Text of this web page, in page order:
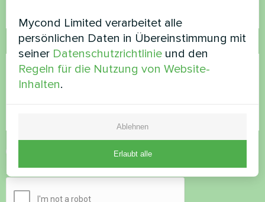
Kommentar
Datenschutzbestimmungen
Sicherheitsüberprüfung
Mycond Limited verarbeitet alle
persönlichen Daten in Übereinstimmung mit
seiner Datenschutzrichtlinie und den
Regeln für die Nutzung von Website-
Inhalten.
Ablehnen
Erlaubt alle